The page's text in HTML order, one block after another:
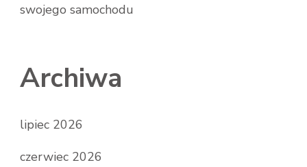
swojego samochodu
Archiwa
lipiec 2026
czerwiec 2026